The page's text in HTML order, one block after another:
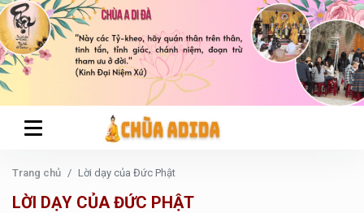
Trang chủ Lời dạy của Đức Phật
LỜI DẠY CỦA ĐỨC PHẬT